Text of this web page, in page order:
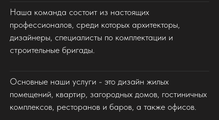
Наша команда состоит из настоящих
профессионалов, среди которых архитекторы,
дизайнеры, специалисты по комплектации и
строительные бригады.
Основные наши услуги - это дизайн жилых
помещений, квартир, загородных домов, гостиничных
комплексов, ресторанов и баров, а также офисов.